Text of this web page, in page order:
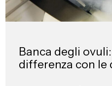
Banca degli ovuli:
differenza con